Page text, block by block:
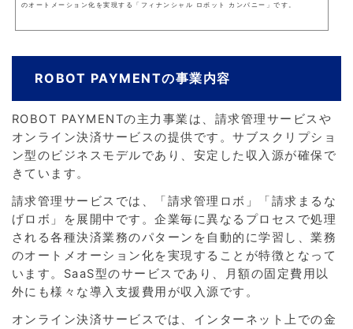
のオートメーション化を実現する「フィナンシャル ロボット カンパニー」です。
ROBOT PAYMENTの事業内容
ROBOT PAYMENTの主力事業は、請求管理サービスや
オンライン決済サービスの提供です。サブスクリプショ
ン型のビジネスモデルであり、安定した収入源が確保で
きています。
請求管理サービスでは、「請求管理ロボ」「請求まるな
げロボ」を展開中です。企業毎に異なるプロセスで処理
される各種決済業務のパターンを自動的に学習し、業務
のオートメオーション化を実現することが特徴となって
います。SaaS型のサービスであり、月額の固定費用以
外にも様々な導入支援費用が収入源です。
オンライン決済サービスでは、インターネット上での金